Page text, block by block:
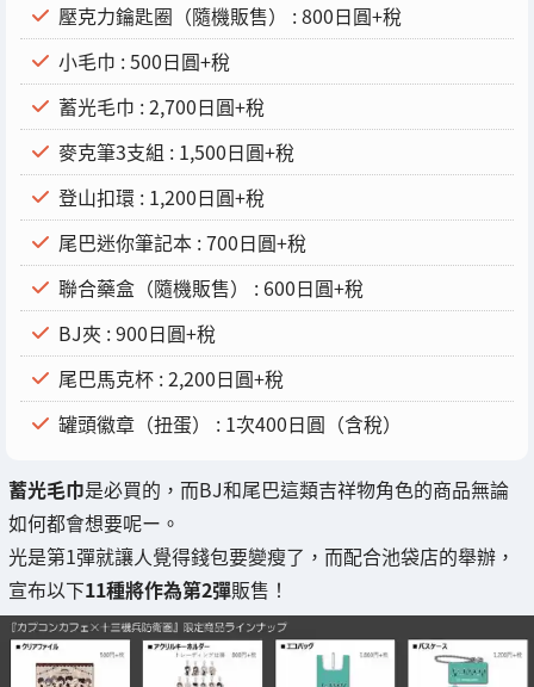
壓克力鑰匙圈（隨機販售） : 800日圓+稅
小毛巾 : 500日圓+稅
蓄光毛巾 : 2,700日圓+稅
麥克筆3支組 : 1,500日圓+稅
登山扣環 : 1,200日圓+稅
尾巴迷你筆記本 : 700日圓+稅
聯合藥盒（隨機販售） : 600日圓+稅
BJ夾 : 900日圓+稅
尾巴馬克杯 : 2,200日圓+稅
罐頭徽章（扭蛋） : 1次400日圓（含稅）
蓄光毛巾是必買的，而BJ和尾巴這類吉祥物角色的商品無論
如何都會想要呢ー。
光是第1彈就讓人覺得錢包要變瘦了，而配合池袋店的舉辦，
宣布以下11種將作為第2彈販售！